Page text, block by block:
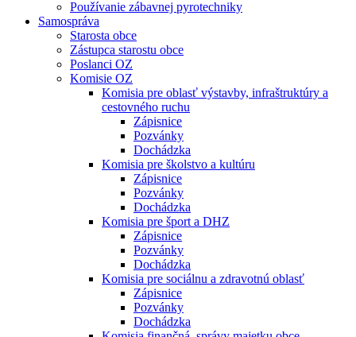
Používanie zábavnej pyrotechniky
Samospráva
Starosta obce
Zástupca starostu obce
Poslanci OZ
Komisie OZ
Komisia pre oblasť výstavby, infraštruktúry a
cestovného ruchu
Zápisnice
Pozvánky
Dochádzka
Komisia pre školstvo a kultúru
Zápisnice
Pozvánky
Dochádzka
Komisia pre šport a DHZ
Zápisnice
Pozvánky
Dochádzka
Komisia pre sociálnu a zdravotnú oblasť
Zápisnice
Pozvánky
Dochádzka